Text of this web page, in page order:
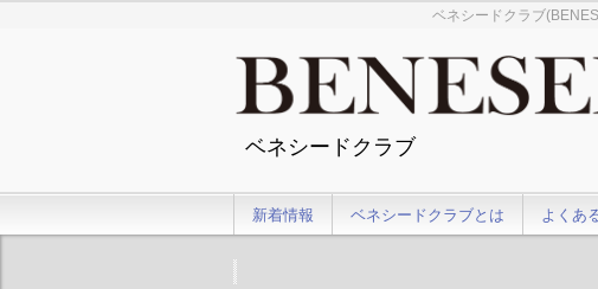
ベネシードクラブ
ベネシードクラブ
新着情報 ベネシードクラブとは よくあ